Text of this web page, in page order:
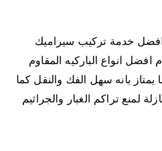
افضل خدمة تركيب سيراميك
افضل انواع الباركيه المقاوم
يمتاز بانه سهل الفك والنقل كما
لمنع تراكم الغبار والجراثيم